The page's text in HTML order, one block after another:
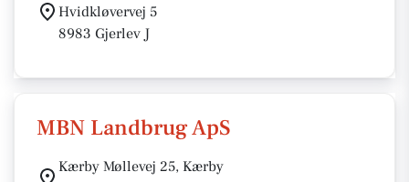
Hvidkløvervej 5
8983 Gjerlev J
MBN Landbrug ApS
Kærby Møllevej 25, Kærby